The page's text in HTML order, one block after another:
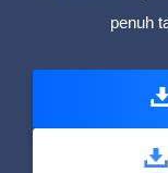
penuh